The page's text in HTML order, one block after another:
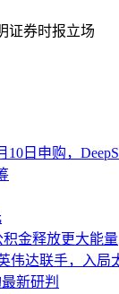
证券时报立场
日申购，
积金释放更大能量
伟达联手，入局
新研判